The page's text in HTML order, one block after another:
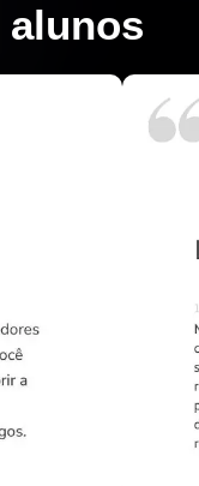
alunos